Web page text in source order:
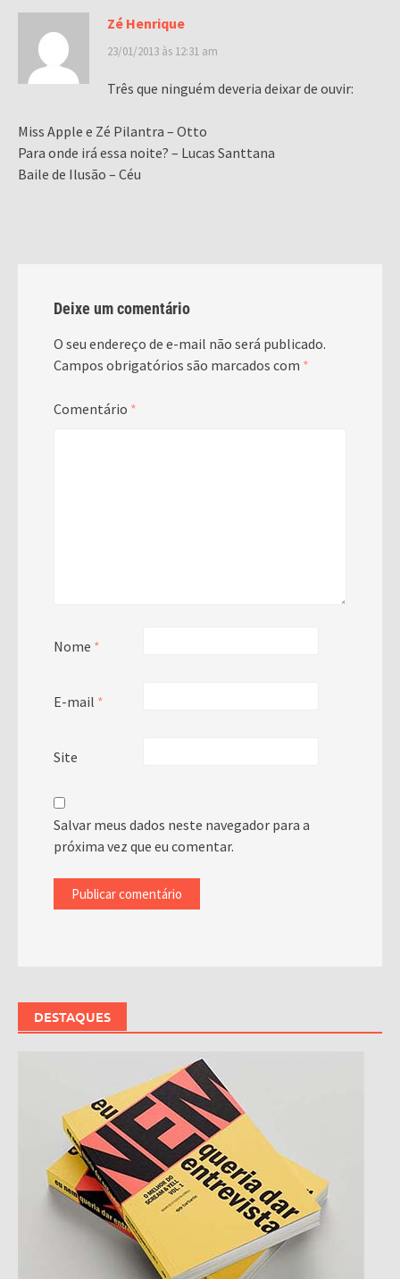
Zé Henrique
23/01/2013 às 12:31 am
Três que ninguém deveria deixar de ouvir:
Miss Apple e Zé Pilantra – Otto
Para onde irá essa noite? – Lucas Santtana
Baile de Ilusão – Céu
Deixe um comentário
O seu endereço de e-mail não será publicado.
Campos obrigatórios são marcados com *
Comentário *
Nome *
E-mail *
Site
Salvar meus dados neste navegador para a
próxima vez que eu comentar.
DESTAQUES